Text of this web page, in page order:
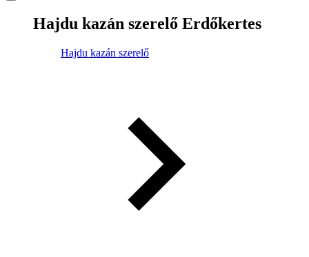
Hajdu kazán szerelő Erdőkertes
Hajdu kazán szerelő